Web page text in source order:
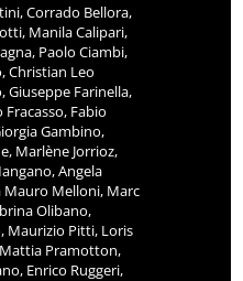
Corrado Bellora,
Manila Calipari,
Paolo Ciambi,
Christian Leo
Giuseppe Farinella,
Fabio
Gambino,
Marlène Jorrioz,
Angela
Mauro Melloni, Marc
Olibano,
Maurizio Pitti, Loris
Pramotton,
Enrico Ruggeri,